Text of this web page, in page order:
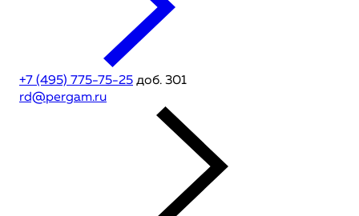
+7 (495) 775-75-25 доб. 301
rd@pergam.ru